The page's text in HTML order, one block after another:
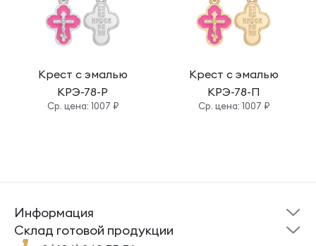
Крест с эмалью
КРЭ-78-Р
Cр. цена: 1007 ₽
Крест с эмалью
КРЭ-78-П
Cр. цена: 1007 ₽
Информация
Склад готовой
продукции
Помощь
Cклад готовой продукции
Кресты Ложки